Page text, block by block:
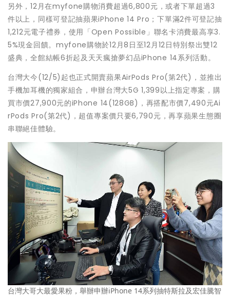
另外，12月在myfone購物消費超過6,800元，或者下單超過3
件以上，同樣可登記抽蘋果iPhone 14 Pro；下單滿2件可登記抽
1,212元電子禮券，使用「Open Possible」聯名卡消費最高享3.
5%現金回饋。myfone購物於12月8日至12月12日特別祭出雙12
盛典，全館結帳6折起及天天瘋搶夢幻品iPhone 14系列活動。
台灣大今(12/5)起也正式開賣蘋果AirPods Pro(第2代)，並推出
手機加耳機的獨家組合，申辦台灣大5G 1,399以上指定專案，購
買市價27,900元的iPhone 14(128GB)，再搭配市價7,490元Ai
rPods Pro(第2代)，超值專案價只要6,790元，再享蘋果生態圈
串聯絕佳體驗。
台灣大哥大最愛果粉，舉辦申辦iPhone 14系列抽特斯拉及宏佳騰智